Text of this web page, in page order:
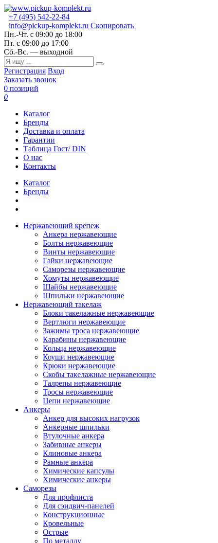
+7 (495) 542-22-84
info@pickup-komplekt.ru Скопировать
Пн.-Чт. с 09:00 до 18:00
Пт. с 09:00 до 17:00
Сб.-Вс. — выходной
Регистрация Вход
Заказать звонок
0 позиций
0
Каталог
Бренды
Доставка и оплата
Гарантии
Таблица Гост/ DIN
О нас
Контакты
Каталог
Бренды
Нержавеющий крепеж
Анкера нержавеющие
Болты нержавеющие
Винты нержавеющие
Гайки нержавеющие
Саморезы нержавеющие
Хомуты нержавеющие
Шайбы нержавеющие
Шпильки нержавеющие
Нержавеющий такелаж
Блоки такелажные нержавеющие
Вертлюги нержавеющие
Зажимы троса нержавеющие
Карабины нержавеющие
Кольца нержавеющие
Коуши нержавеющие
Крюки нержавеющие
Скобы такелажные нержавеющие
Талрепы нержавеющие
Тросы нержавеющие
Цепи нержавеющие
Анкеры
Анкер для высоких нагрузок
Анкерные шпильки
Втулочные анкера
Забивные анкеры
Клиновые анкера
Рамные анкера
Химические капсулы
Химические анкеры
Саморезы
Для профлиста
Для сэндвич-панелей
Конструкционные
Кровельные
Острые
По металлу